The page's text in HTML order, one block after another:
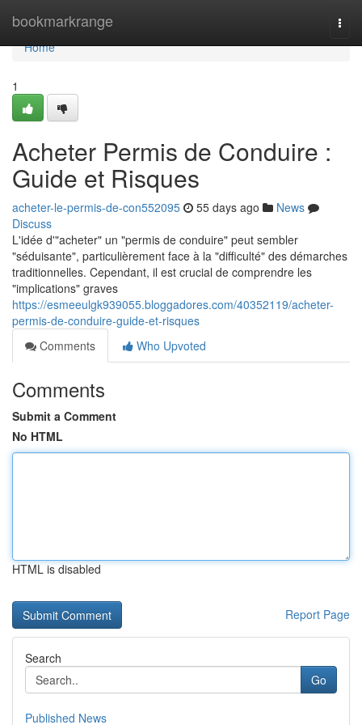
bookmarkrange
Home
Home
1
Acheter Permis de Conduire :
Guide et Risques
acheter-le-permis-de-con552095 55 days ago
News
Discuss
L'idée d'"acheter" un "permis de conduire" peut sembler
"séduisante", particulièrement face à la "difficulté" des démarches
traditionnelles. Cependant, il est crucial de comprendre les
"implications" graves
https://esmeeulgk939055.bloggadores.com/40352119/acheter-
permis-de-conduire-guide-et-risques
Comments
Who Upvoted
Comments
Submit a Comment
No HTML
HTML is disabled
Report Page
Search
Go
Published News